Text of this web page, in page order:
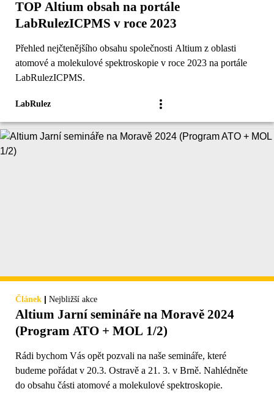
TOP Altium obsah na portále
LabRulezICPMS v roce 2023
Přehled nejčtenějšího obsahu společnosti Altium z oblasti
atomové a molekulové spektroskopie v roce 2023 na portále
LabRulezICPMS.
LabRulez
Článek | Nejbližší akce
Altium Jarní semináře na Moravě 2024
(Program ATO + MOL 1/2)
Rádi bychom Vás opět pozvali na naše semináře, které
budeme pořádat v 20.3. Ostravě a 21. 3. v Brně. Nahlédněte
do obsahu části atomové a molekulové spektroskopie.